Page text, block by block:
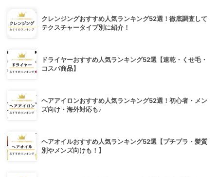
クレンジングおすすめ人気ランキング52選！徹底調査して
テクスチャータイプ別に紹介！
ドライヤーおすすめ人気ランキング52選【速乾・くせ毛・
コスパ商品】
ヘアアイロンおすすめ人気ランキング52選！初心者・メン
ズ向け・海外対応も♪
ヘアオイルおすすめ人気ランキング52選【プチプラ・髪質
別やメンズ向けも！】